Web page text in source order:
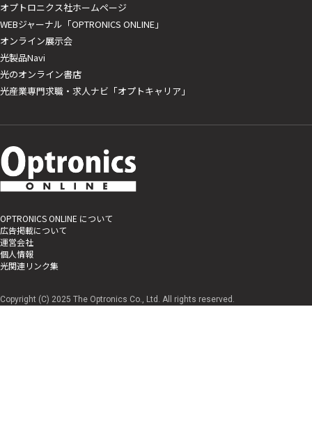
オプトロニクス社ホームページ
WEBジャーナル「OPTRONICS ONLINE」
オンライン展示会
光製品Navi
光のオンライン書店
光産業専門求職・求人ナビ「オプトキャリア」
OPTRONICS ONLINE について
広告掲載について
運営会社
個人情報
光関連リンク集
Copyright (C) 2025 The Optronics Co., Ltd. All rights reserved.